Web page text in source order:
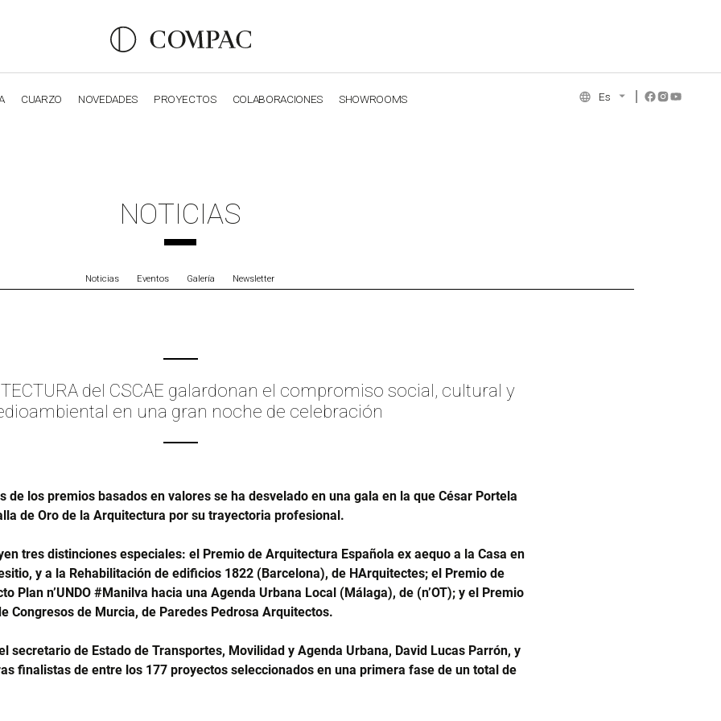
CUARZO NOVEDADES PROYECTOS COLABORACIONES SHOWROOMS Es
NOTICIAS
Noticias Eventos Galería Newsletter
del CSCAE galardonan el compromiso social, cultural y
en una gran noche de celebración
de los premios basados en valores se ha desvelado en una gala en la que César Portela
de Oro de la Arquitectura por su trayectoria profesional.
tres distinciones especiales: el Premio de Arquitectura Española ex aequo a la Casa en
y a la Rehabilitación de edificios 1822 (Barcelona), de HArquitectes; el Premio de
Plan n’UNDO #Manilva hacia una Agenda Urbana Local (Málaga), de (n’OT); y el Premio
Congresos de Murcia, de Paredes Pedrosa Arquitectos.
secretario de Estado de Transportes, Movilidad y Agenda Urbana, David Lucas Parrón, y
finalistas de entre los 177 proyectos seleccionados en una primera fase de un total de